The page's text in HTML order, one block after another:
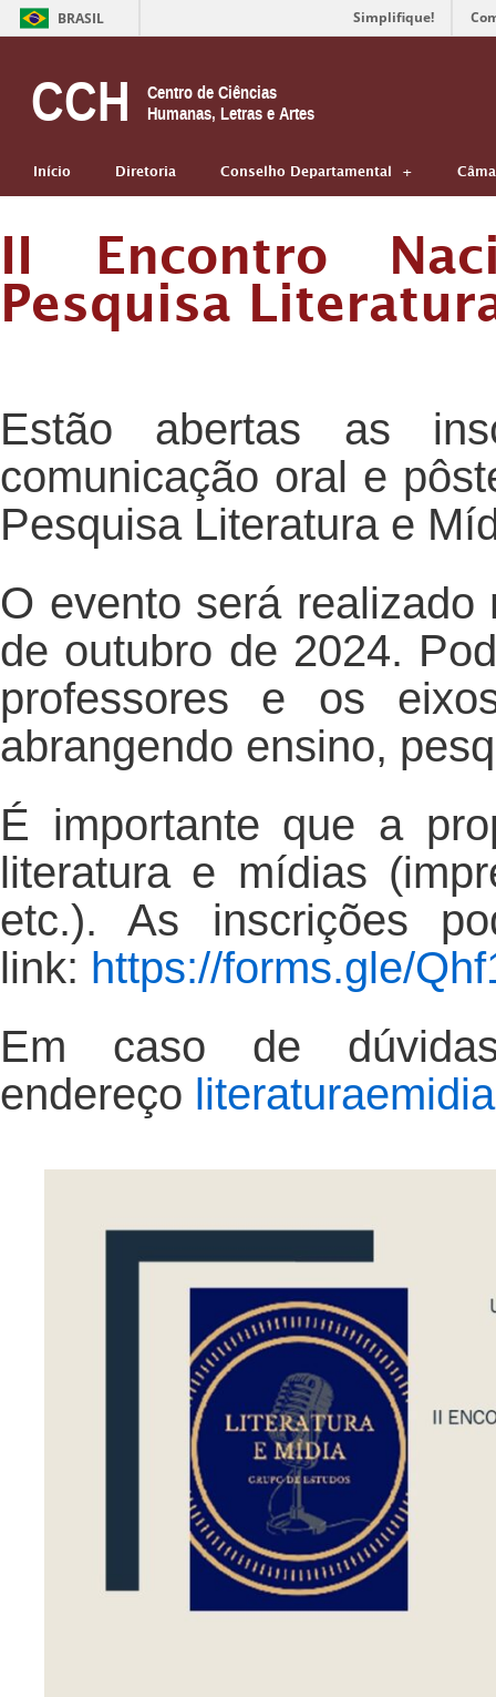
BRASIL Simplifique!
CCH
Centro de Ciências
Humanas, Letras e Artes
Início Diretoria Conselho Departamental
II Encontro
Pesquisa
Estão abertas as
comunicação oral e
Pesquisa Literatura e
O evento será
de outubro de 2024.
professores e os
abrangendo ensino,
É importante que a
literatura e mídias
etc.). As inscrições
link: https://forms.gle/
Em caso de
endereço